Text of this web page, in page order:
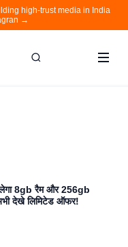
high-trust media in India
→
8gb रैम और 256gb
देखे लिमिटेड ऑफर!